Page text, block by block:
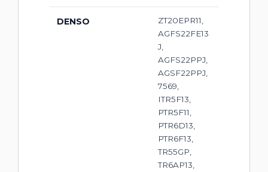
DENSO
ZT20EPR11,
AGFS22FE13
J,
AGFS22PPJ,
AGSF22PPJ,
7569,
ITR5F13,
PTR5F11,
PTR6D13,
PTR6F13,
TR55GP,
TR6AP13,